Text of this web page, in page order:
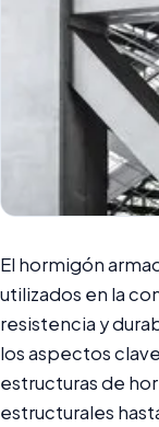
El hormigón
utilizados en la
resistencia y
los aspectos
estructuras de
estructurales